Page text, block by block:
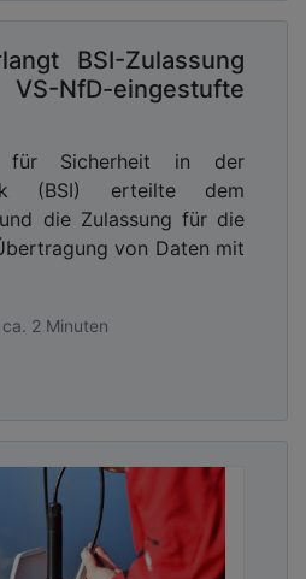
BSI-Zulassung
eingestufte
für Sicherheit in der
(BSI) erteilte dem
die Zulassung für die
von Daten mit
2 Minuten